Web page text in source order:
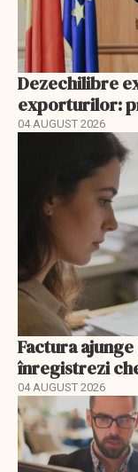
Dezechilibre
exporturilor:
04 AUGUST 2026
Factura
înregistrezi
04 AUGUST 2026